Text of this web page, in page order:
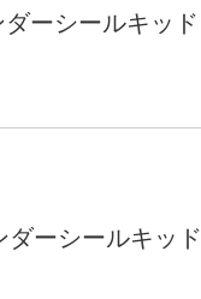
ダーシールキッド
ダーシールキッド